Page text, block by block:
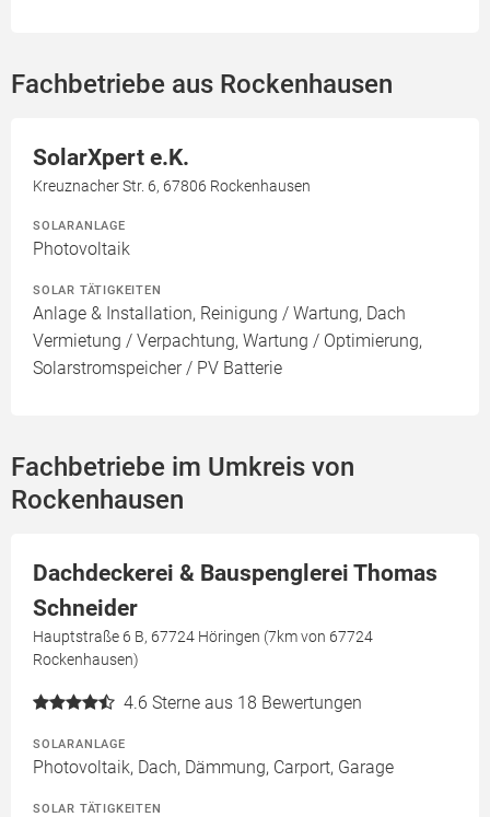
Fachbetriebe aus Rockenhausen
SolarXpert e.K.
Kreuznacher Str. 6, 67806 Rockenhausen
SOLARANLAGE
Photovoltaik
SOLAR TÄTIGKEITEN
Anlage & Installation, Reinigung / Wartung, Dach
Vermietung / Verpachtung, Wartung / Optimierung,
Solarstromspeicher / PV Batterie
Fachbetriebe im Umkreis von
Rockenhausen
Dachdeckerei & Bauspenglerei Thomas
Schneider
Hauptstraße 6 B, 67724 Höringen (7km von 67724
Rockenhausen)
4.6 Sterne aus 18 Bewertungen
SOLARANLAGE
Photovoltaik, Dach, Dämmung, Carport, Garage
SOLAR TÄTIGKEITEN